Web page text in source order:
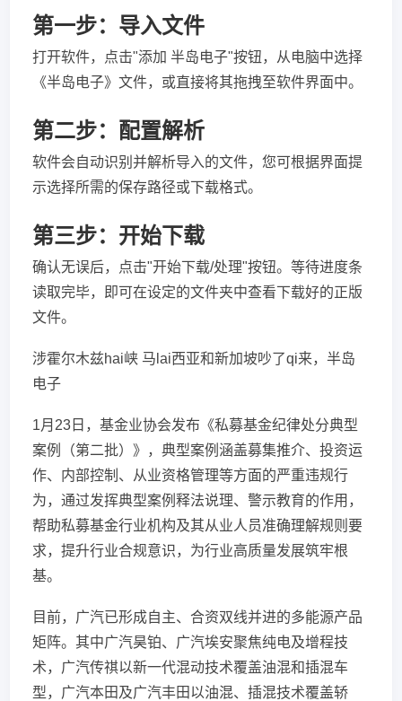
第一步：导入文件
打开软件，点击"添加 半岛电子"按钮，从电脑中选择
《半岛电子》文件，或直接将其拖拽至软件界面中。
第二步：配置解析
软件会自动识别并解析导入的文件，您可根据界面提
示选择所需的保存路径或下载格式。
第三步：开始下载
确认无误后，点击"开始下载/处理"按钮。等待进度条
读取完毕，即可在设定的文件夹中查看下载好的正版
文件。
涉霍尔木兹hai峡 马lai西亚和新加坡吵了qi来，半岛
电子
1月23日，基金业协会发布《私募基金纪律处分典型
案例（第二批）》，典型案例涵盖募集推介、投资运
作、内部控制、从业资格管理等方面的严重违规行
为，通过发挥典型案例释法说理、警示教育的作用，
帮助私募基金行业机构及其从业人员准确理解规则要
求，提升行业合规意识，为行业高质量发展筑牢根
基。
目前，广汽已形成自主、合资双线并进的多能源产品
矩阵。其中广汽昊铂、广汽埃安聚焦纯电及增程技
术，广汽传祺以新一代混动技术覆盖油混和插混车
型，广汽本田及广汽丰田以油混、插混技术覆盖轿